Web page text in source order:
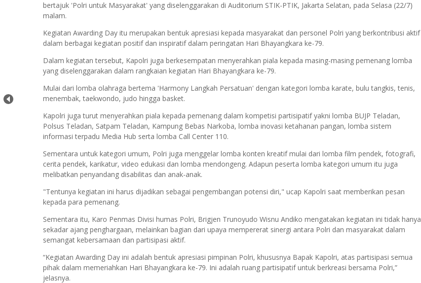
bertajuk 'Polri untuk Masyarakat' yang diselenggarakan di Auditorium STIK-PTIK, Jakarta Selatan, pada Selasa (22/7)
malam.
Kegiatan Awarding Day itu merupakan bentuk apresiasi kepada masyarakat dan personel Polri yang berkontribusi aktif
dalam berbagai kegiatan positif dan inspiratif dalam peringatan Hari Bhayangkara ke-79.
Dalam kegiatan tersebut, Kapolri juga berkesempatan menyerahkan piala kepada masing-masing pemenang lomba
yang diselenggarakan dalam rangkaian kegiatan Hari Bhayangkara ke-79.
Mulai dari lomba olahraga bertema 'Harmony Langkah Persatuan' dengan kategori lomba karate, bulu tangkis, tenis,
menembak, taekwondo, judo hingga basket.
Kapolri juga turut menyerahkan piala kepada pemenang dalam kompetisi partisipatif yakni lomba BUJP Teladan,
Polsus Teladan, Satpam Teladan, Kampung Bebas Narkoba, lomba inovasi ketahanan pangan, lomba sistem
informasi terpadu Media Hub serta lomba Call Center 110.
Sementara untuk kategori umum, Polri juga menggelar lomba konten kreatif mulai dari lomba film pendek, fotografi,
cerita pendek, karikatur, video edukasi dan lomba mendongeng. Adapun peserta lomba kategori umum itu juga
melibatkan penyandang disabilitas dan anak-anak.
"Tentunya kegiatan ini harus dijadikan sebagai pengembangan potensi diri," ucap Kapolri saat memberikan pesan
kepada para pemenang.
Sementara itu, Karo Penmas Divisi humas Polri, Brigjen Trunoyudo Wisnu Andiko mengatakan kegiatan ini tidak hanya
sekadar ajang penghargaan, melainkan bagian dari upaya mempererat sinergi antara Polri dan masyarakat dalam
semangat kebersamaan dan partisipasi aktif.
“Kegiatan Awarding Day ini adalah bentuk apresiasi pimpinan Polri, khususnya Bapak Kapolri, atas partisipasi semua
pihak dalam memeriahkan Hari Bhayangkara ke-79. Ini adalah ruang partisipatif untuk berkreasi bersama Polri,”
jelasnya.